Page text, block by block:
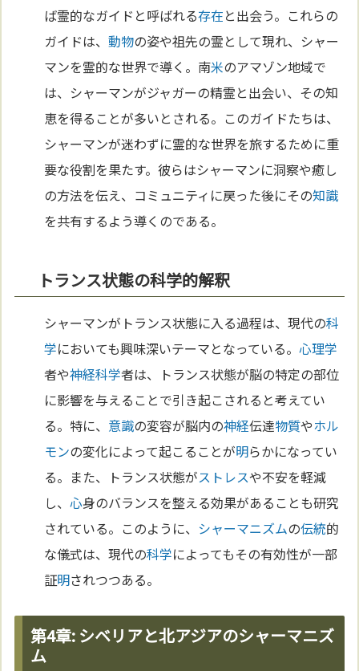
ば霊的なガイドと呼ばれる存在と出会う。これらの
ガイドは、動物の姿や祖先の霊として現れ、シャー
マンを霊的な世界で導く。南米のアマゾン地域で
は、シャーマンがジャガーの精霊と出会い、その知
恵を得ることが多いとされる。このガイドたちは、
シャーマンが迷わずに霊的な世界を旅するために重
要な役割を果たす。彼らはシャーマンに洞察や癒し
の方法を伝え、コミュニティに戻った後にその知識
を共有するよう導くのである。
トランス状態の科学的解釈
シャーマンがトランス状態に入る過程は、現代の科
学においても興味深いテーマとなっている。心理学
者や神経科学者は、トランス状態が脳の特定の部位
に影響を与えることで引き起こされると考えてい
る。特に、 意識の変容が脳内の神経伝達物質やホル
モンの変化によって起こることが明らかになってい
る。また、トランス状態がストレスや不安を軽減
し、心身のバランスを整える効果があることも研究
されている。このように、 シャーマニズムの伝統的
な儀式は、現代の科学によってもその有効性が一部
証明されつつある。
第4章: シベリアと北アジアのシャーマニズ
ム